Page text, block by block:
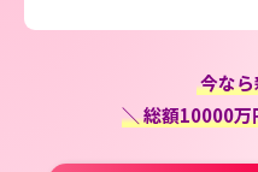
今なら
＼ 総額10000万